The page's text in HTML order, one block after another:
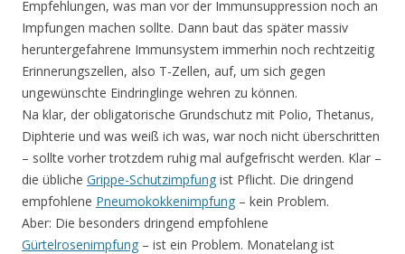
Empfehlungen, was man vor der Immunsuppression noch an
Impfungen machen sollte. Dann baut das später massiv
heruntergefahrene Immunsystem immerhin noch rechtzeitig
Erinnerungszellen, also T-Zellen, auf, um sich gegen
ungewünschte Eindringlinge wehren zu können.
Na klar, der obligatorische Grundschutz mit Polio, Thetanus,
Diphterie und was weiß ich was, war noch nicht überschritten
– sollte vorher trotzdem ruhig mal aufgefrischt werden. Klar –
die übliche Grippe-Schutzimpfung ist Pflicht. Die dringend
empfohlene Pneumokokkenimpfung – kein Problem.
Aber: Die besonders dringend empfohlene
Gürtelrosenimpfung – ist ein Problem. Monatelang ist